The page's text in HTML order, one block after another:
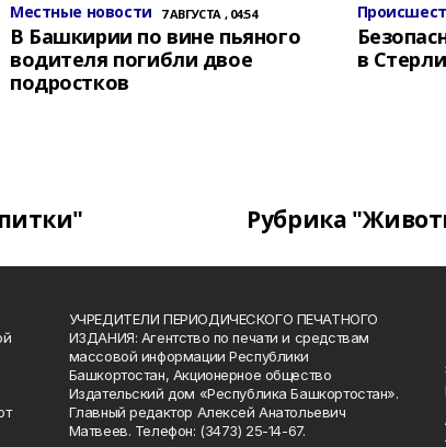
Местные новости 7 АВГУСТА , 04:54
В Башкирии по вине пьяного
водителя погибли двое
подростков
в
Рубрика
УЧРЕДИТЕЛИ ПЕРИОДИЧЕСКОГО ПЕЧАТНОГО
ИЗДАНИЯ: Агентство по печати и средствам
массовой информации Республики
Башкортостан, Акционерное общество
Издательский дом «Республика Башкортостан».
Главный редактор Алексей Анатольевич
Матвеев. Телефон: (3473) 25-14-67.